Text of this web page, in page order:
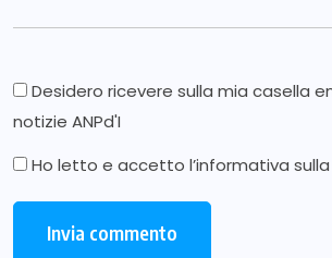
Desidero ricevere sulla mia casella
notizie ANPd'I
Ho letto e accetto l’informativa